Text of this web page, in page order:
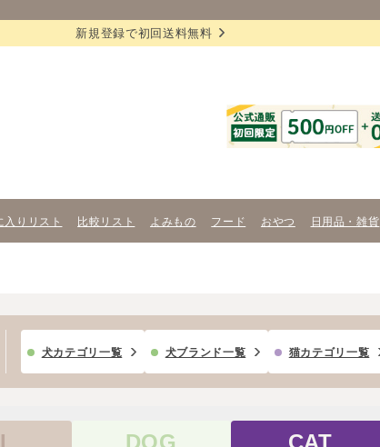
新規登録で初回送料無料
入りリスト 比較リスト よみもの フード おやつ 日用品・雑貨
犬カテゴリ一覧 犬ブランド一覧 猫カテゴリ一覧
DOG CAT